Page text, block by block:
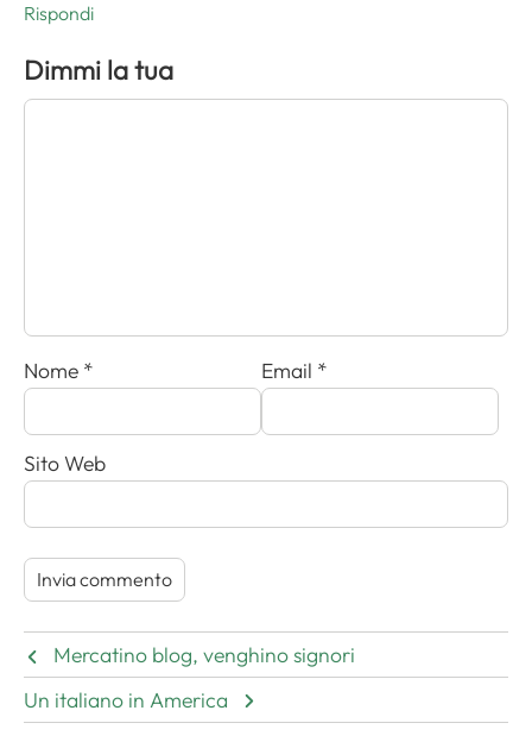
Rispondi
Dimmi la tua
Nome * Email *
Sito Web
Mercatino blog, venghino signori
Un italiano in America